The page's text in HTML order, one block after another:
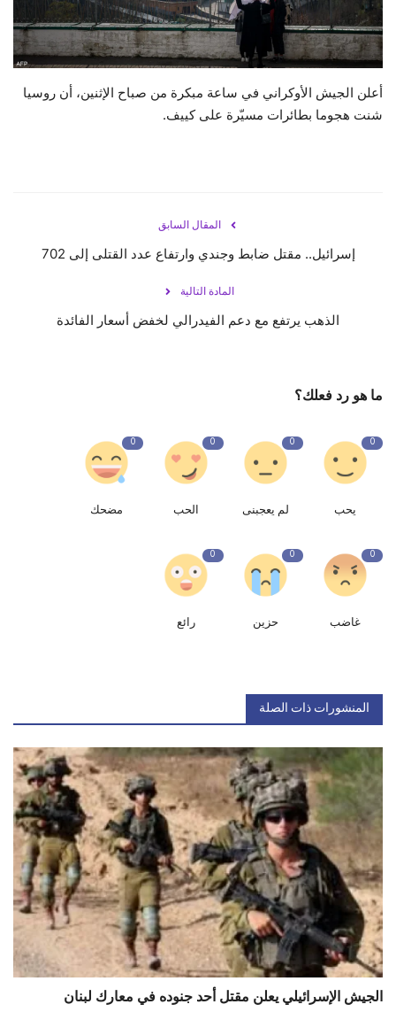
حياة
أعلن الجيش الأوكراني في ساعة مبكرة من صباح الإثنين، أن روسيا
شنت هجوما بطائرات مسيّرة على كييف.
المقال السابق
إسرائيل.. مقتل ضابط وجندي وارتفاع عدد القتلى إلى 702
المادة التالية
الذهب يرتفع مع دعم الفيدرالي لخفض أسعار الفائدة
ما هو رد فعلك؟
0
يحب
0
لم يعجبنى
0
الحب
0
مضحك
0
غاضب
0
حزين
0
رائع
المنشورات ذات الصلة
الجيش الإسرائيلي يعلن مقتل أحد جنوده في معارك لبنان